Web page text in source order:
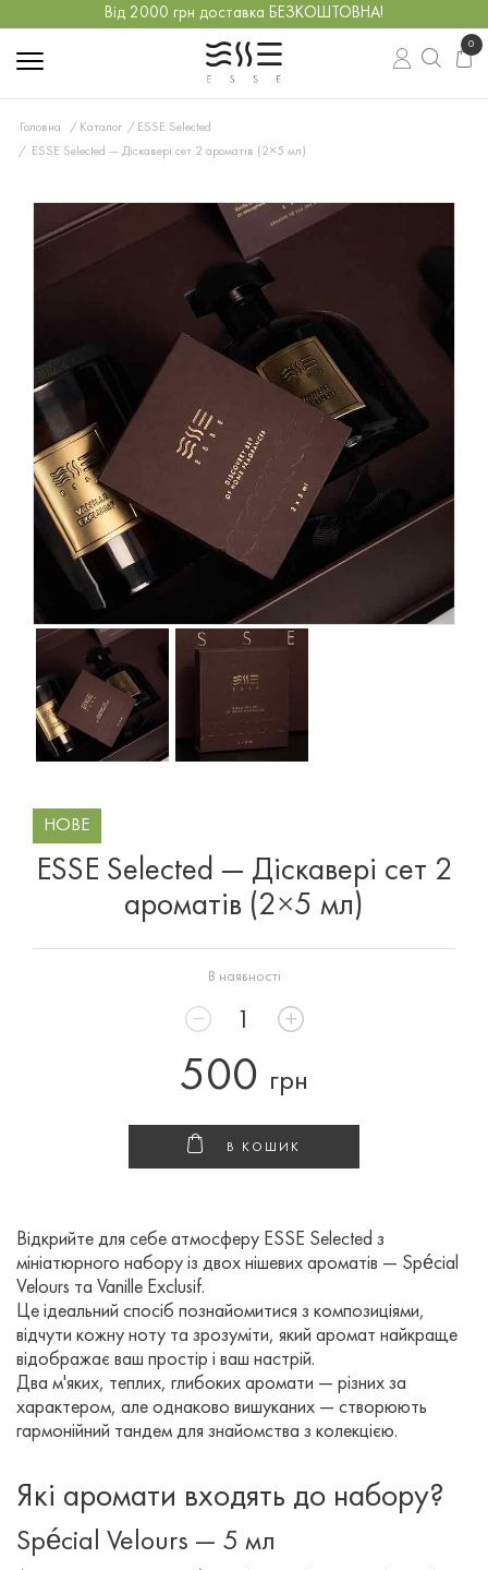
Від 2000 грн доставка БЕЗКОШТОВНА!
0
Головна Каталог
ESSE Selected
ESSE Selected — Діскавері сет 2 ароматів (2×5 мл)
НОВЕ
ESSE Selected — Діскавері сет 2
ароматів (2×5 мл)
В наявності
500 грн
В КОШИК
Відкрийте для себе атмосферу ESSE Selected з
мініатюрного набору із двох нішевих ароматів — Spécial
Velours та Vanille Exclusif.
Це ідеальний спосіб познайомитися з композиціями,
відчути кожну ноту та зрозуміти, який аромат найкраще
відображає ваш простір і ваш настрій.
Два м'яких, теплих, глибоких аромати — різних за
характером, але однаково вишуканих — створюють
гармонійний тандем для знайомства з колекцією.
Які аромати входять до набору?
Spécial Velours — 5 мл